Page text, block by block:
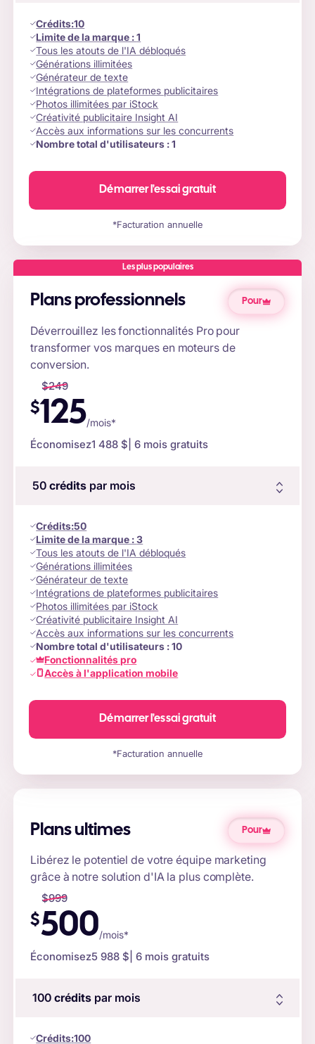
Crédits:10
Limite de la marque :1
Tous les atouts de l'IA débloqués
Générations illimitées
Générateur de texte
Intégrations de plateformes publicitaires
Photos illimitées par iStock
Créativité publicitaire Insight AI
Accès aux informations sur les concurrents
Nombre total d'utilisateurs :1
Démarrer l'essai gratuit
*Facturation annuelle
Les plus populaires
Plans professionnels Pour
Déverrouillez les fonctionnalités Pro pour
transformer vos marques en moteurs de
conversion.
$249
$125/mois*
Économisez1 488 $ | 6 mois gratuits
50 créditspar mois
Crédits:50
Limite de la marque :3
Tous les atouts de l'IA débloqués
Générations illimitées
Générateur de texte
Intégrations de plateformes publicitaires
Photos illimitées par iStock
Créativité publicitaire Insight AI
Accès aux informations sur les concurrents
Nombre total d'utilisateurs :10
Fonctionnalités pro
Accès à l'application mobile
Démarrer l'essai gratuit
*Facturation annuelle
Plans ultimes Pour
Libérez le potentiel de votre équipe marketing
grâce à notre solution d'IA la plus complète.
$999
$500/mois*
Économisez5 988 $ | 6 mois gratuits
100 créditspar mois
Crédits:100